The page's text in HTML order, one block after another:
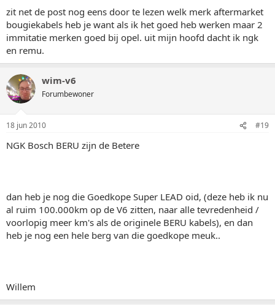
zit net de post nog eens door te lezen welk merk aftermarket
bougiekabels heb je want als ik het goed heb werken maar 2
immitatie merken goed bij opel. uit mijn hoofd dacht ik ngk
en remu.
wim-v6
Forumbewoner
18 jun 2010 #19
NGK Bosch BERU zijn de Betere
dan heb je nog die Goedkope Super LEAD oid, (deze heb ik nu
al ruim 100.000km op de V6 zitten, naar alle tevredenheid /
voorlopig meer km's als de originele BERU kabels), en dan
heb je nog een hele berg van die goedkope meuk..
Willem